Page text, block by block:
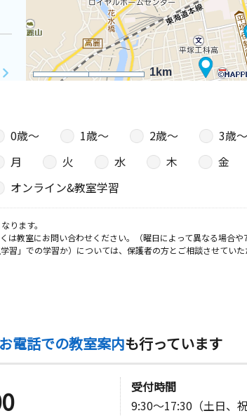
1km
0歳〜 1歳〜 2歳〜 3歳〜
月 火 水 木 金
オンライン&教室学習
ります。
教室にお問い合わせください。（曜日によって異なる場合や
」での学習か）については、保護者の方とご相談させていた
お電話での教室案内も行っています
受付時間
9:30～17:30（土日、祝